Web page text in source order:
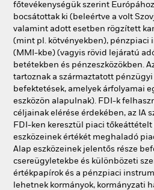
főtevékenységük szerint
bocsátottak ki (beleértve a volt
valamint adott esetben rögzített
(mint pl. kötvényekben), pénzpiaci
(MMI-kbe) (vagyis rövid lejáratú
betétekben és pénzeszközökben.
tartoznak a származtatott pénzügyi
befektetések, amelyek árfolyamai
eszközön alapulnak). FDI-k
céljainak elérése érdekében, az IA
FDI-ken keresztül piaci tőkeáttételt
eszközeinek értékét meghaladó
Alap eszközeinek jelentős része
csereügyletekbe és különbözeti
értékpapírok és a pénzpiaci
lehetnek kormányok, kormányzati